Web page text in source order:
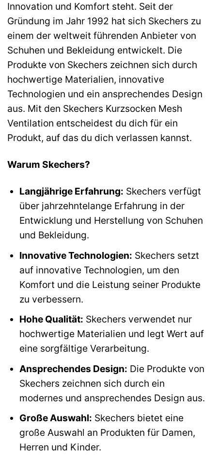
Innovation und Komfort steht. Seit der
Gründung im Jahr 1992 hat sich Skechers zu
einem der weltweit führenden Anbieter von
Schuhen und Bekleidung entwickelt. Die
Produkte von Skechers zeichnen sich durch
hochwertige Materialien, innovative
Technologien und ein ansprechendes Design
aus. Mit den Skechers Kurzsocken Mesh
Ventilation entscheidest du dich für ein
Produkt, auf das du dich verlassen kannst.
Warum Skechers?
Langjährige Erfahrung: Skechers verfügt
über jahrzehntelange Erfahrung in der
Entwicklung und Herstellung von Schuhen
und Bekleidung.
Innovative Technologien: Skechers setzt
auf innovative Technologien, um den
Komfort und die Leistung seiner Produkte
zu verbessern.
Hohe Qualität: Skechers verwendet nur
hochwertige Materialien und legt Wert auf
eine sorgfältige Verarbeitung.
Ansprechendes Design: Die Produkte von
Skechers zeichnen sich durch ein
modernes und ansprechendes Design aus.
Große Auswahl: Skechers bietet eine
große Auswahl an Produkten für Damen,
Herren und Kinder.